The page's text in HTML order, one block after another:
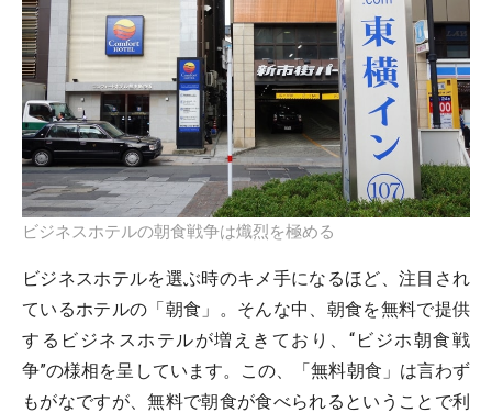
ビジネスホテルの朝食戦争は熾烈を極める
ビジネスホテルを選ぶ時のキメ手になるほど、注目され
ているホテルの「朝食」。そんな中、朝食を無料で提供
するビジネスホテルが増えきており、“ビジホ朝食戦
争”の様相を呈しています。この、「無料朝食」は言わず
もがなですが、無料で朝食が食べられるということで利